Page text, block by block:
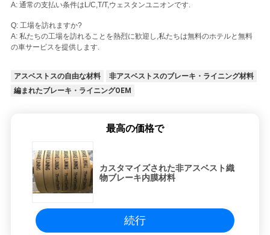
A: 通常の支払い条件はL/C,T/T,ウェスタンユニオンです.
Q: 工場を訪れますか?
A: 私たちの工場を訪れることを熱烈に歓迎し,私たちは無料のホテルと無料
の車サービスを提供します.
アスベストスの自由な材料
非アスベストスのブレーキ・ライニング材料
編まれたブレーキ・ライニングOEM
最高の価格で
カスタマイズされた非アスベスト織
物ブレーキ内膜材料
続行